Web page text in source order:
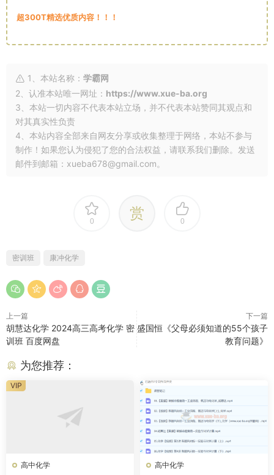
超300T精选优质内容！！！
1、本站名称： 学霸网
2、认准本站唯一网址： https://www.xue-ba.org
3、本站一切内容不代表本站立场，并不代表本站赞同其观点和
对其真实性负责
4、本站内容全部来自网友分享或收集整理于网络，本站不参与
制作！如果您认为侵犯了您的合法权益，请联系我们删除。发送
邮件到邮箱：xueba678@gmail.com。
0 赏 0
密训班 康冲化学
上一篇
胡慧达化学 2024高三高考化学 密
训班 百度网盘
下一篇
盛国恒《父母必须知道的55个孩子
教育问题》
为您推荐：
高中化学
VIP
高中化学